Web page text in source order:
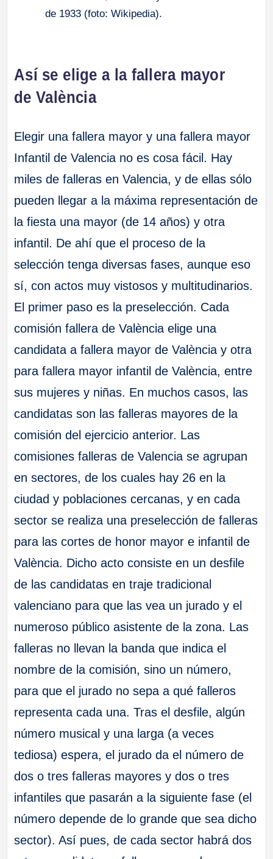
de 1933 (foto: Wikipedia).
Así se elige a la fallera mayor
de València
Elegir una fallera mayor y una fallera mayor
Infantil de Valencia no es cosa fácil. Hay
miles de falleras en Valencia, y de ellas sólo
pueden llegar a la máxima representación de
la fiesta una mayor (de 14 años) y otra
infantil. De ahí que el proceso de la
selección tenga diversas fases, aunque eso
sí, con actos muy vistosos y multitudinarios.
El primer paso es la preselección. Cada
comisión fallera de València elige una
candidata a fallera mayor de València y otra
para fallera mayor infantil de València, entre
sus mujeres y niñas. En muchos casos, las
candidatas son las falleras mayores de la
comisión del ejercicio anterior. Las
comisiones falleras de Valencia se agrupan
en sectores, de los cuales hay 26 en la
ciudad y poblaciones cercanas, y en cada
sector se realiza una preselección de falleras
para las cortes de honor mayor e infantil de
València. Dicho acto consiste en un desfile
de las candidatas en traje tradicional
valenciano para que las vea un jurado y el
numeroso público asistente de la zona. Las
falleras no llevan la banda que indica el
nombre de la comisión, sino un número,
para que el jurado no sepa a qué falleros
representa cada una. Tras el desfile, algún
número musical y una larga (a veces
tediosa) espera, el jurado da el número de
dos o tres falleras mayores y dos o tres
infantiles que pasarán a la siguiente fase (el
número depende de lo grande que sea dicho
sector). Así pues, de cada sector habrá dos